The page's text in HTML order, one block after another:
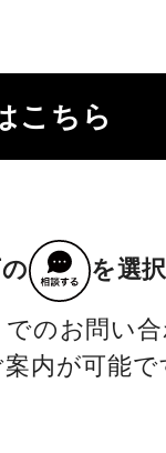
こちら
を選
のお問い
内が可能で